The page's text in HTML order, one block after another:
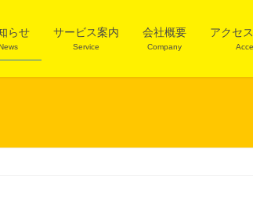
らせ サービス案内
Service
会社概要
Company
アクセ